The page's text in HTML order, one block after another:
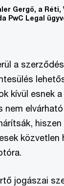
Gergő, a Réti,
PwC Legal
a
kívül esnek
nem
közvetlen
jogászai